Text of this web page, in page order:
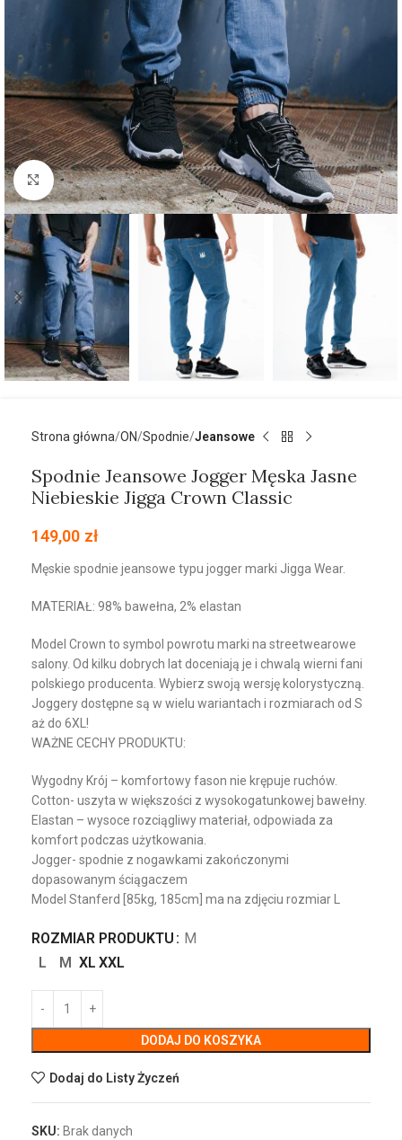
Kliknij aby powiększyć
Strona główna ON Spodnie Jeansowe
Spodnie Jeansowe Jogger Męska Jasne
Niebieskie Jigga Crown Classic
149,00 zł
Męskie spodnie jeansowe typu jogger marki Jigga Wear.
MATERIAŁ: 98% bawełna, 2% elastan
Model Crown to symbol powrotu marki na streetwearowe
salony. Od kilku dobrych lat doceniają je i chwalą wierni fani
polskiego producenta. Wybierz swoją wersję kolorystyczną.
Joggery dostępne są w wielu wariantach i rozmiarach od S
aż do 6XL!
WAŻNE CECHY PRODUKTU:
Wygodny Krój – komfortowy fason nie krępuje ruchów.
Cotton- uszyta w większości z wysokogatunkowej bawełny.
Elastan – wysoce rozciągliwy materiał, odpowiada za
komfort podczas użytkowania.
Jogger- spodnie z nogawkami zakończonymi
dopasowanym ściągaczem
Model Stanferd [85kg, 185cm] ma na zdjęciu rozmiar L
ROZMIAR PRODUKTU
M
L
M XL XXL
DODAJ DO KOSZYKA
Dodaj do Listy Życzeń
SKU: Brak danych